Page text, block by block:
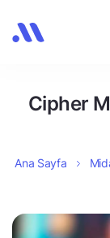
Cipher
Ana Sayfa